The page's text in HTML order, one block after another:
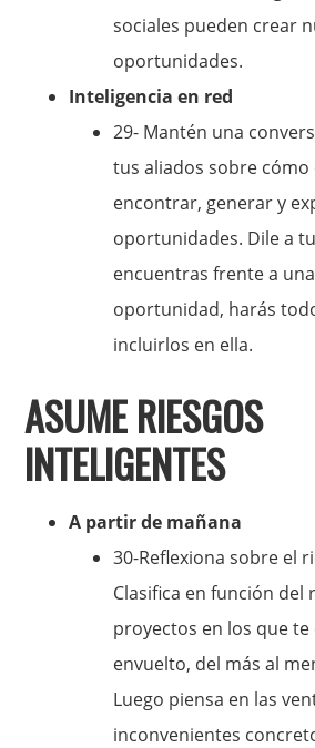
sociales pueden crear
oportunidades.
Inteligencia en red
29- Mantén una
tus aliados sobre
encontrar, generar y
oportunidades. Dile a
encuentras frente a
oportunidad, harás
incluirlos en ella.
ASUME RIESGOS
INTELIGENTES
A partir de mañana
30-Reflexiona sobre el
Clasifica en función del
proyectos en los que
envuelto, del más al
Luego piensa en las
inconvenientes